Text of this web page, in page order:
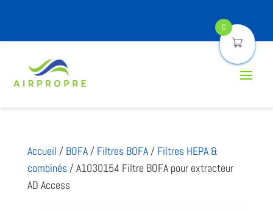
Accueil / BOFA/ Filtres BOFA/ Filtres HEPA &
combinés/ A1030154 Filtre BOFA pour extracteur
AD Access
0